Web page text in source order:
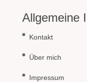
Allgemeine
Kontakt
Über mich
Impressum